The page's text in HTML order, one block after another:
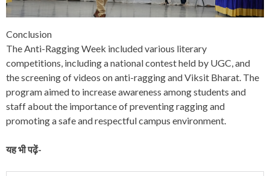
Conclusion
The Anti-Ragging Week included various literary
competitions, including a national contest held by UGC, and
the screening of videos on anti-ragging and Viksit Bharat. The
program aimed to increase awareness among students and
staff about the importance of preventing ragging and
promoting a safe and respectful campus environment.
यह भी पढ़ें-